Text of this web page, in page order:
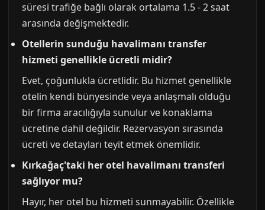
süresi trafiğe bağlı olarak ortalama 1.5 - 2 saat
arasında değişmektedir.
Otellerin sunduğu havalimanı transfer
hizmeti genellikle ücretli midir?
Evet, çoğunlukla ücretlidir. Bu hizmet genellikle
otelin kendi bünyesinde veya anlaşmalı olduğu
bir firma aracılığıyla sunulur ve konaklama
ücretine dahil değildir. Rezervasyon sırasında
ücreti ve detayları teyit etmek önemlidir.
Kırkağaç'taki her otel havalimanı transferi
sağlıyor mu?
Hayır, her otel bu hizmeti sunmayabilir. Özellikle